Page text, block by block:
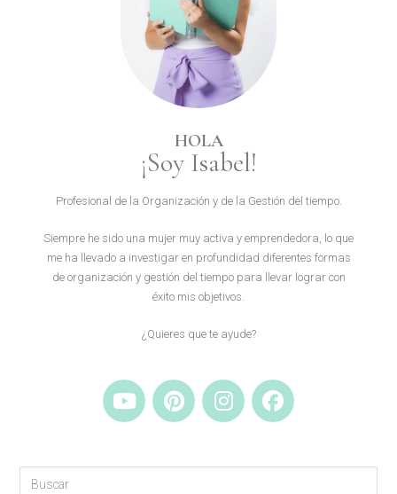
HOLA
¡Soy Isabel!
Profesional de la Organización y de la Gestión del tiempo.
Siempre he sido una mujer muy activa y emprendedora, lo que
me ha llevado a investigar en profundidad diferentes formas
de organización y gestión del tiempo para llevar lograr con
éxito mis objetivos.
¿Quieres que te ayude?